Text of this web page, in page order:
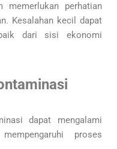
memerlukan perhatian
Kesalahan kecil dapat
dari sisi ekonomi
dapat mengalami
proses